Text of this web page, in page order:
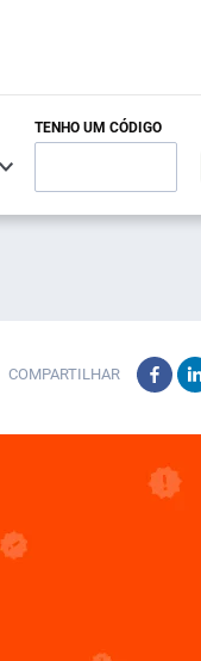
TENHO UM CÓDIGO
COMPARTILHAR